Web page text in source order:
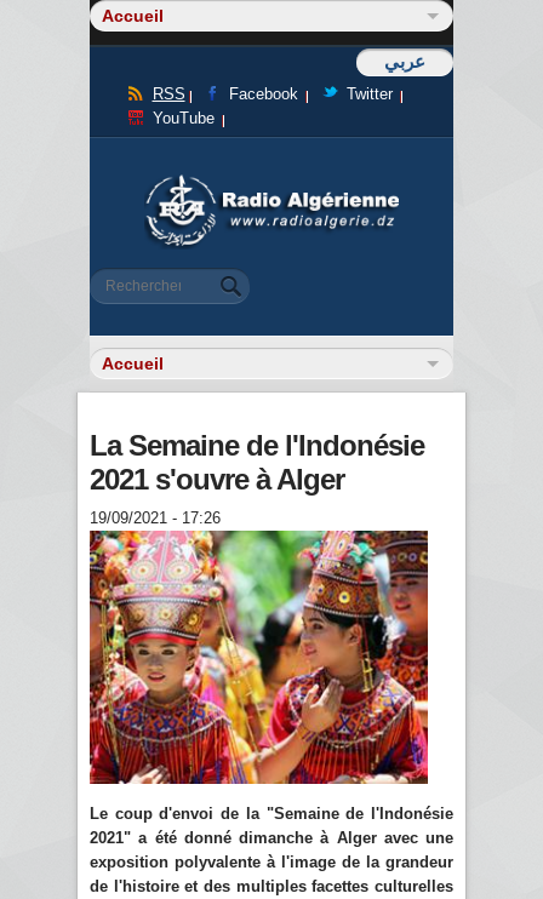
عربي
RSS Facebook
Twitter
YouTube
Formulaire de recherche
Rechercher
La Semaine de l'Indonésie
2021 s'ouvre à Alger
19/09/2021 - 17:26
Le coup d'envoi de la "Semaine de l'Indonésie
2021" a été donné dimanche à Alger avec une
exposition polyvalente à l'image de la grandeur
de l'histoire et des multiples facettes culturelles